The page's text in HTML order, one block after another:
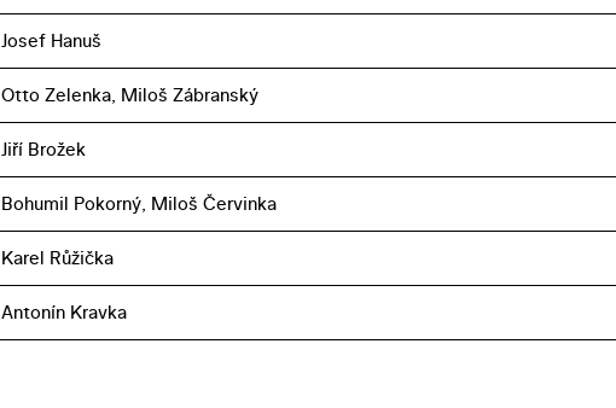
Josef Hanuš
Otto Zelenka, Miloš Zábranský
Jiří Brožek
Bohumil Pokorný, Miloš Červinka
Karel Růžička
Antonín Kravka